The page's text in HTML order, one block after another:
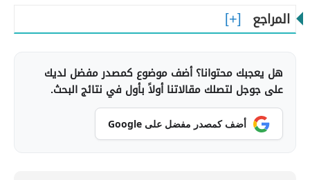
المراجع
هل يعجبك محتوانا؟ أضف موضوع كمصدر مفضل لديك
على جوجل لتصلك مقالاتنا أولاً بأول في نتائج البحث.
أضف كمصدر مفضل على Google